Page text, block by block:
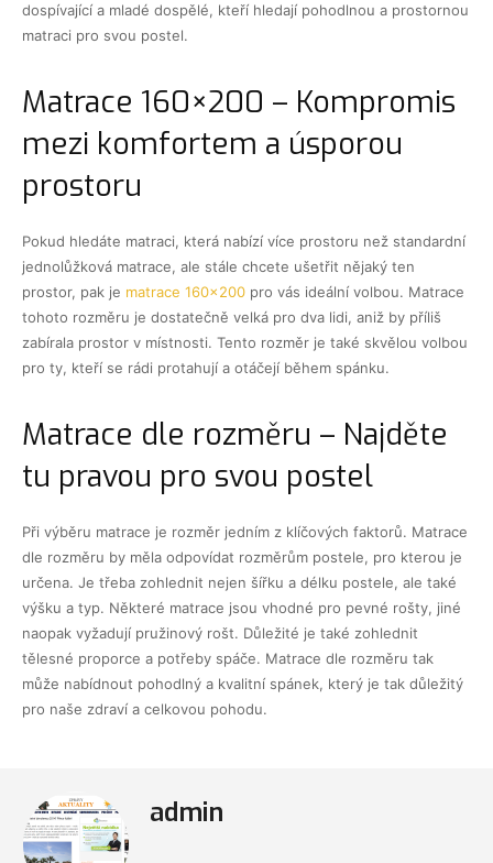
dospívající a mladé dospělé, kteří hledají pohodlnou a prostornou
matraci pro svou postel.
Matrace 160×200 – Kompromis
mezi komfortem a úsporou
prostoru
Pokud hledáte matraci, která nabízí více prostoru než standardní
jednolůžková matrace, ale stále chcete ušetřit nějaký ten
prostor, pak je matrace 160×200 pro vás ideální volbou. Matrace
tohoto rozměru je dostatečně velká pro dva lidi, aniž by příliš
zabírala prostor v místnosti. Tento rozměr je také skvělou volbou
pro ty, kteří se rádi protahují a otáčejí během spánku.
Matrace dle rozměru – Najděte
tu pravou pro svou postel
Při výběru matrace je rozměr jedním z klíčových faktorů. Matrace
dle rozměru by měla odpovídat rozměrům postele, pro kterou je
určena. Je třeba zohlednit nejen šířku a délku postele, ale také
výšku a typ. Některé matrace jsou vhodné pro pevné rošty, jiné
naopak vyžadují pružinový rošt. Důležité je také zohlednit
tělesné proporce a potřeby spáče. Matrace dle rozměru tak
může nabídnout pohodlný a kvalitní spánek, který je tak důležitý
pro naše zdraví a celkovou pohodu.
admin